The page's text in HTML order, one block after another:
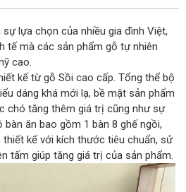
lựa chọn của nhiều gia đình Việt,
tế mà các sản phẩm gỗ tự nhiên
cao.
kế từ gỗ Sồi cao cấp. Tổng thể bộ
dáng khá mới lạ, bề mặt sản phẩm
chó tăng thêm giá trị cũng như sự
ăn bao gồm 1 bàn 8 ghế ngồi,
kế với kích thước tiêu chuẩn, sử
tấm giúp tăng giá trị của sản phẩm.